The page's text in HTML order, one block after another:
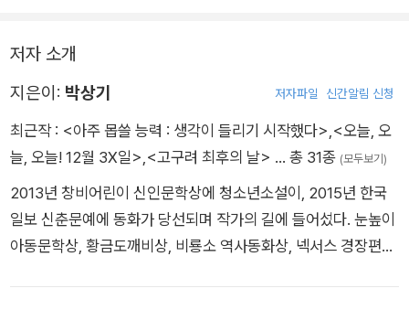
니다.
앞으로 수많은 정보와 함께 살아가야 할 우리 어린이들이 정보에
회를 살아가는 시민으로서 가져야 할 의식을 유나의 이야기로 찾
아보길 바랍니다.
과 같다는 것을 알 수 있습니다. 이는 반대로 다른 사람의 창작물
을 자기 것이라고 속이지 않고 솔직하게 표현하고 이용하는 행위
책을 읽은 어린이 독자는 다른 사람이 만들어 놓은 창작물을 이용
하기 위해서는 창작자에게 허락을 받아야 한다는 간접적인 경험
을 할 수 있습니다. 《고양이가 필요해》는 무심코 휴대폰으로 다
른 사람의 것을 복제하는 상황의 위험성을 어린이에게 인지시키
고, 저작권의 필요성을 알려 줍니다.
하는 만큼 고양이를 키우고 싶은 마음도 간절했는데, 맞벌이하는
부모님에게 고양이는 돌보기 어려운 존재일 뿐이다.
그렇게 고양이에 대한 애틋한 마음을 고양이 영상과 사진으로 해
소하던 중 한 고양이 모습이 눈에 띈다. 새까만 얼굴과 발, 옅은
황갈색 털을 가진 샴고양이 ‘쿠키’의 모습에 반한 유나는 ‘허락 없
저 프로필 사진으로 올린다.
다음 날, 유나의 고양이 사진을 보고 같은 반 친구 ‘은빈’이에게서
연락이 온다. 인싸 무리 ‘캣 패밀리’를 만든 장본인인 은빈이는 반
저자 소개
지은이: 박상기 저자파일 신간알림 신청
최근작 : <아주 몹쓸 능력 : 생각이 들리기 시작했다>,<오늘, 오
늘, 오늘! 12월 3X일>,<고구려 최후의 날> … 총 31종 (모두보기)
2013년 창비어린이 신인문학상에 청소년소설이, 2015년 한국
일보 신춘문예에 동화가 당선되며 작가의 길에 들어섰다. 눈높이
아동문학상, 황금도깨비상, 비룡소 역사동화상, 넥서스 경장편작